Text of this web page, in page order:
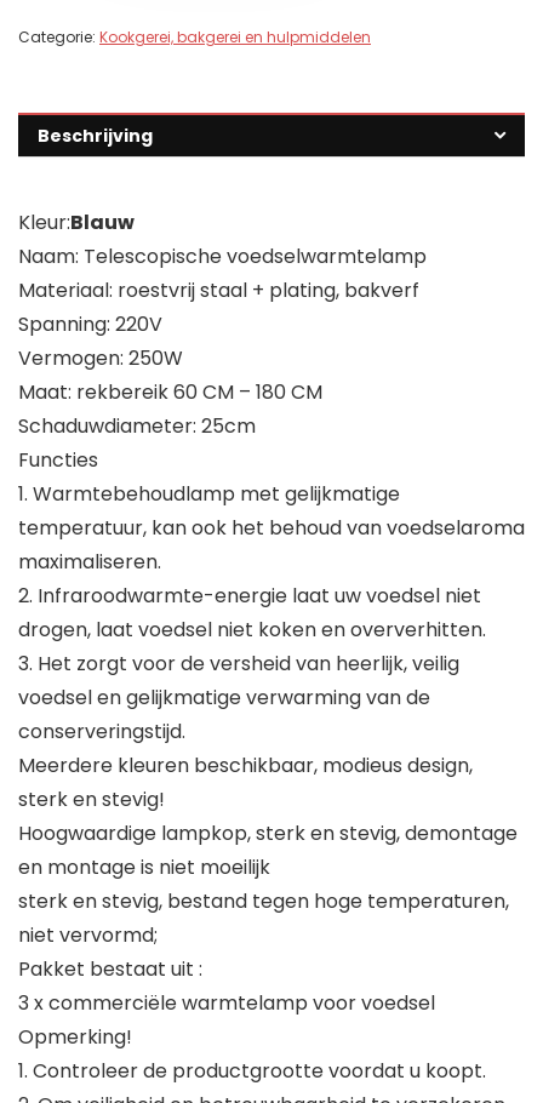
Categorie: Kookgerei, bakgerei en hulpmiddelen
Beschrijving
Kleur:Blauw
Naam: Telescopische voedselwarmtelamp
Materiaal: roestvrij staal + plating, bakverf
Spanning: 220V
Vermogen: 250W
Maat: rekbereik 60 CM – 180 CM
Schaduwdiameter: 25cm
Functies
1. Warmtebehoudlamp met gelijkmatige
temperatuur, kan ook het behoud van voedselaroma
maximaliseren.
2. Infraroodwarmte-energie laat uw voedsel niet
drogen, laat voedsel niet koken en oververhitten.
3. Het zorgt voor de versheid van heerlijk, veilig
voedsel en gelijkmatige verwarming van de
conserveringstijd.
Meerdere kleuren beschikbaar, modieus design,
sterk en stevig!
Hoogwaardige lampkop, sterk en stevig, demontage
en montage is niet moeilijk
sterk en stevig, bestand tegen hoge temperaturen,
niet vervormd;
Pakket bestaat uit :
3 x commerciële warmtelamp voor voedsel
Opmerking!
1. Controleer de productgrootte voordat u koopt.